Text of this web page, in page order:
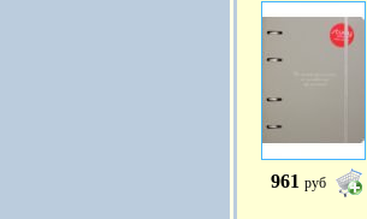
961 руб